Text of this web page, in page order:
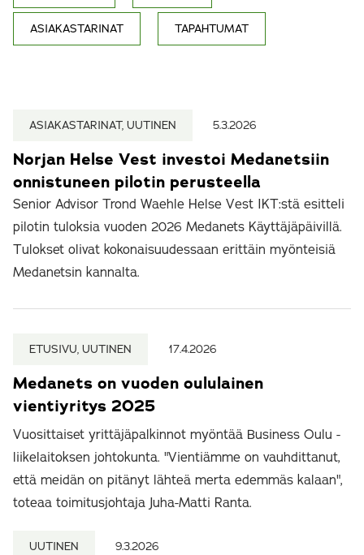
ASIAKASTARINAT TAPAHTUMAT
ASIAKASTARINAT, UUTINEN 5.3.2026
Norjan Helse Vest investoi Medanetsiin
onnistuneen pilotin perusteella
Senior Advisor Trond Waehle Helse Vest IKT:stä esitteli
pilotin tuloksia vuoden 2026 Medanets Käyttäjäpäivillä.
Tulokset olivat kokonaisuudessaan erittäin myönteisiä
Medanetsin kannalta.
ETUSIVU, UUTINEN 17.4.2026
Medanets on vuoden oululainen
vientiyritys 2025
Vuosittaiset yrittäjäpalkinnot myöntää Business Oulu -
liikelaitoksen johtokunta. "Vientiämme on vauhdittanut,
että meidän on pitänyt lähteä merta edemmäs kalaan",
toteaa toimitusjohtaja Juha-Matti Ranta.
UUTINEN 9.3.2026